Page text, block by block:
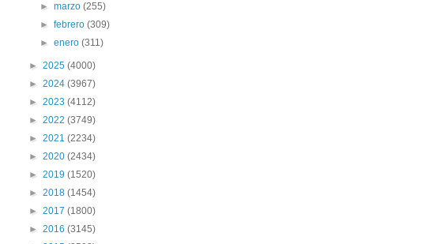
►marzo(255)
►febrero(309)
►enero(311)
► 2025 (4000)
► 2024 (3967)
► 2023 (4112)
► 2022 (3749)
► 2021 (2234)
► 2020 (2434)
► 2019 (1520)
► 2018 (1454)
► 2017 (1800)
► 2016 (3145)